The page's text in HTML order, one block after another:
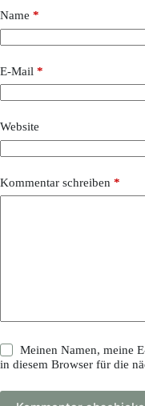
Name *
E-Mail *
Website
Kommentar schreiben *
Meinen Namen, meine
in diesem Browser für die